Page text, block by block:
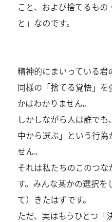
こと、および捨てるも
と」なのです。
精神的にまいっている君
同様の「捨てる覚悟」
かはわかりません。
しかしながら人は誰で
中から選ぶ」という行
せん。
それは私たちのこのつ
す。みんな某かの選択を
て）きたはずです。
ただ、実はもうひとつ「